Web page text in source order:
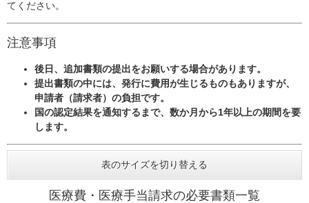
てください。
注意事項
後日、追加書類の提出をお願いする場合があります。
提出書類の中には、発行に費用が生じるものもありますが、
申請者（請求者）の負担です。
国の認定結果を通知するまで、数か月から1年以上の期間を要
します。
表のサイズを切り替える
医療費・医療手当請求の必要書類一覧